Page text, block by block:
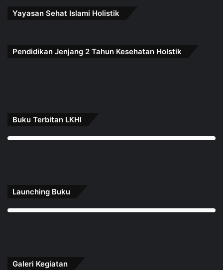
Yayasan Sehat Islami Holistik
Pendidikan Jenjang 2 Tahun Kesehatan Holstik
Buku Terbitan LKHI
Launching Buku
Galeri Kegiatan